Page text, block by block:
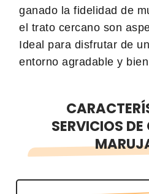
ganado la fidelidad de
el trato cercano son
Ideal para disfrutar de
entorno agradable y
SERVICIOS DE